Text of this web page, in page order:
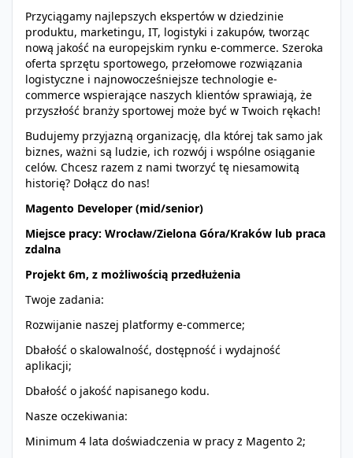
Przyciągamy najlepszych ekspertów w dziedzinie
produktu, marketingu, IT, logistyki i zakupów, tworząc
nową jakość na europejskim rynku e-commerce. Szeroka
oferta sprzętu sportowego, przełomowe rozwiązania
logistyczne i najnowocześniejsze technologie e-
commerce wspierające naszych klientów sprawiają, że
przyszłość branży sportowej może być w Twoich rękach!
Budujemy przyjazną organizację, dla której tak samo jak
biznes, ważni są ludzie, ich rozwój i wspólne osiąganie
celów. Chcesz razem z nami tworzyć tę niesamowitą
historię? Dołącz do nas!
Magento Developer (mid/senior)
Miejsce pracy: Wrocław/Zielona Góra/Kraków lub praca
zdalna
Projekt 6m, z możliwością przedłużenia
Twoje zadania:
Rozwijanie naszej platformy e-commerce;
Dbałość o skalowalność, dostępność i wydajność
aplikacji;
Dbałość o jakość napisanego kodu.
Nasze oczekiwania:
Minimum 4 lata doświadczenia w pracy z Magento 2;